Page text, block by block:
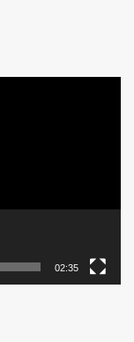
02:35